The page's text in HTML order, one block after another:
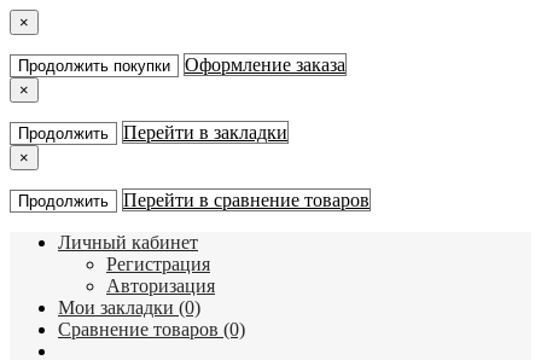
×
Продолжить покупки Оформление заказа
×
Продолжить Перейти в закладки
×
Продолжить Перейти в сравнение товаров
Личный кабинет
Регистрация
Авторизация
Мои закладки (0)
Сравнение товаров (0)